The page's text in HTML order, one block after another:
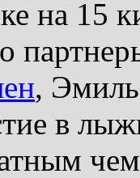
на 15
,
в